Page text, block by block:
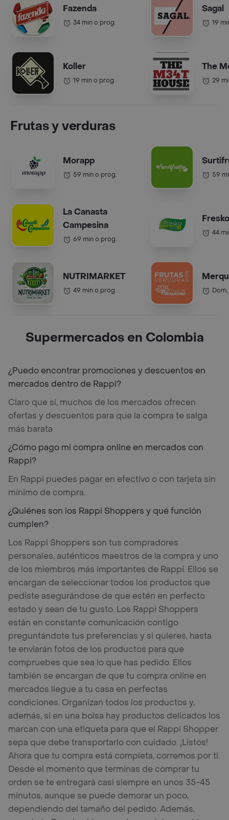
Fazenda
34 min o prog.
Koller
19 min o prog.
Sagal
19
The
29
Frutas y verduras
Morapp
59 min o prog.
La Canasta
Campesina
69 min o prog.
NUTRIMARKET
49 min o prog.
59
44
Supermercados en Colombia
¿Puedo encontrar promociones y descuentos en
mercados dentro de Rappi?
Claro que sí, muchos de los mercados ofrecen
ofertas y descuentos para que la compra te salga
más barata
¿Cómo pago mi compra online en mercados con
Rappi?
En Rappi puedes pagar en efectivo o con tarjeta sin
mínimo de compra.
¿Quiénes son los Rappi Shoppers y qué función
cumplen?
Los Rappi Shoppers son tus compradores
personales, auténticos maestros de la compra y uno
de los miembros más importantes de Rappi. Ellos se
encargan de seleccionar todos los productos que
pediste asegurándose de que estén en perfecto
estado y sean de tu gusto. Los Rappi Shoppers
están en constante comunicación contigo
preguntándote tus preferencias y si quieres, hasta
te enviarán fotos de los productos para que
compruebes que sea lo que has pedido. Ellos
también se encargan de que tu compra online en
mercados llegue a tu casa en perfectas
condiciones. Organizan todos los productos y,
además, si en una bolsa hay productos delicados los
marcan con una etiqueta para que el Rappi Shopper
sepa que debe transportarlo con cuidado. ¡Listos!
Ahora que tu compra está completa, corremos por ti.
Desde el momento que terminas de comprar tu
orden se te entregará casi siempre en unos 35-45
minutos, aunque se puede demorar un poco,
dependiendo del tamaño del pedido. Además,